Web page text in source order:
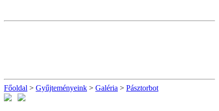
Főoldal > Gyűjteményeink > Galéria > Pásztorbot